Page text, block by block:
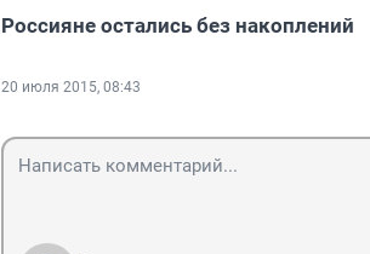
Россияне остались без накоплений
20 июля 2015, 08:43